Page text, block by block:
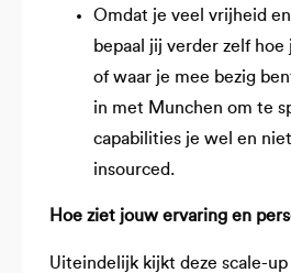
Omdat je veel vrijheid
bepaal jij verder zelf
of waar je mee bezig
in met Munchen om te
capabilities je wel en
insourced.
Hoe ziet jouw ervaring en
Uiteindelijk kijkt deze scale-